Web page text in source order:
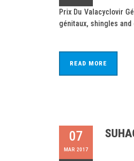
Prix Du Valacyclovir
génitaux, shingles
READ MORE
07
MAR 2017